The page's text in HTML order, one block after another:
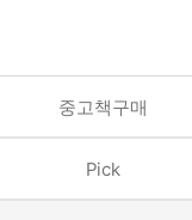
중고책구매
Pick